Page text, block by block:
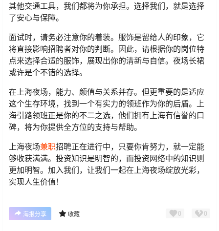
其他交通工具，我们都将为你承担。选择我们，就是选择
了安心与保障。
面试时，请务必注意你的着装。服饰是留给人的印象，它
将直接影响招聘者对你的判断。因此，请根据你的岗位特
点来选择合适的服饰，展现出你的清新与自信。夜场长裙
或许是个不错的选择。
在上海夜场，能力、颜值与关系并存。但更重要的是适应
这个生存环境，找到一个有实力的领班作为你的后盾。上
海引路领班正是你的不二之选，他们拥有上海有信誉的口
碑，将为你提供全方位的支持与帮助。
上海夜场兼职招聘正在进行中，只要你肯努力，就一定能
够收获满满。投资知识是明智的，而投资网络中的知识则
更加明智。加入我们，让我们一起在上海夜场绽放光彩，
实现人生价值！
海报分享 收藏 0 0